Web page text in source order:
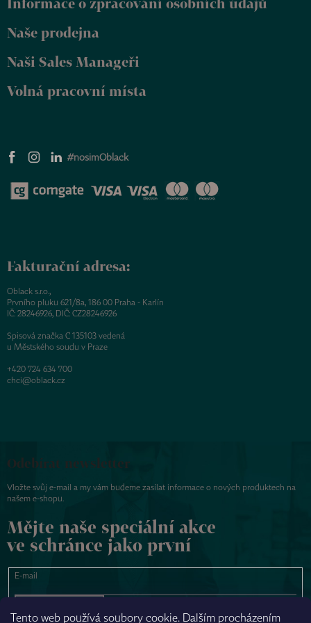
Tento web používá soubory cookie. Dalším procházením
Naše prodejna
Naši Sales Manageři
Volná pracovní místa
#nosimOblack
Fakturační adresa:
Oblack s.r.o.,
Prvního pluku 621/8a, 186 00 Praha - Karlín
IČ: 28246926, DIČ: CZ28246926
Spisová značka C 135103 vedená
u Městského soudu v Praze
+420 724 634 700
chci@oblack.cz
Odebírat newsletter
Vložte svůj e-mail a my vám budeme zasílat informace o nových produktech na
našem e-shopu.
Mějte naše speciální akce
ve schránce jako první
E-mail